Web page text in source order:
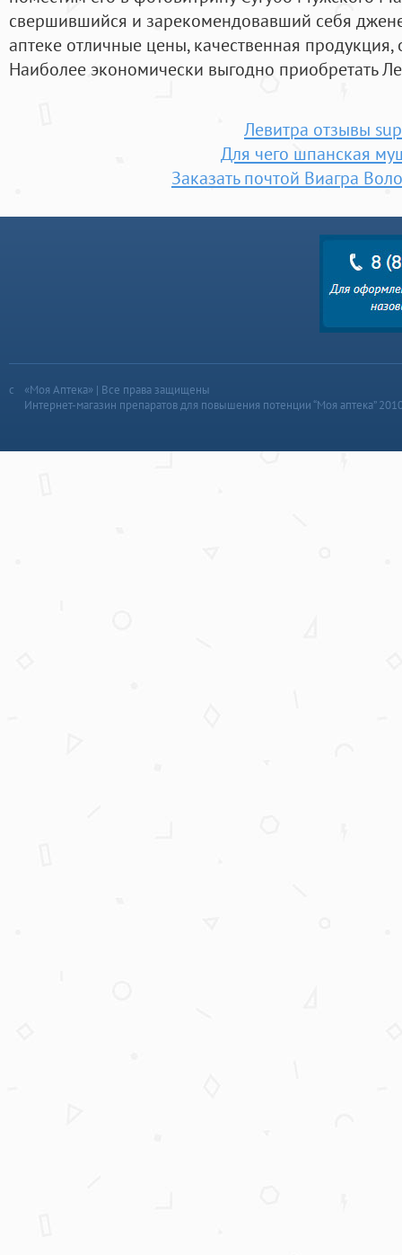
свершившийся и зарекомендовавший себя
аптеке отличные цены, качественная продукция,
Наиболее экономически выгодно приобретать
Левитра отзывы sup
Для чего шпанская
Заказать почтой Виагра
«Моя Аптека» | Все права защищены
Интернет-магазин препаратов для повышения потенции “Моя аптека”